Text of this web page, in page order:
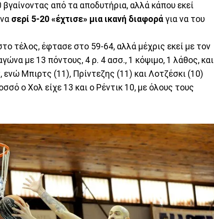
βγαίνοντας από τα αποδυτήρια, αλλά κάπου εκεί
σερί 5-20 «έχτισε» μια ικανή διαφορά για να του
τέλος, έφτασε στο 59-64, αλλά μέχρις εκεί με τον
με 13 πόντους, 4 ρ. 4 ασσ., 1 κόψιμο, 1 λάθος, και
ενώ Μπιρτς (11), Πρίντεζης (11) και Λοτζέσκι (10)
ο Χολ είχε 13 και ο Ρέντικ 10, με όλους τους